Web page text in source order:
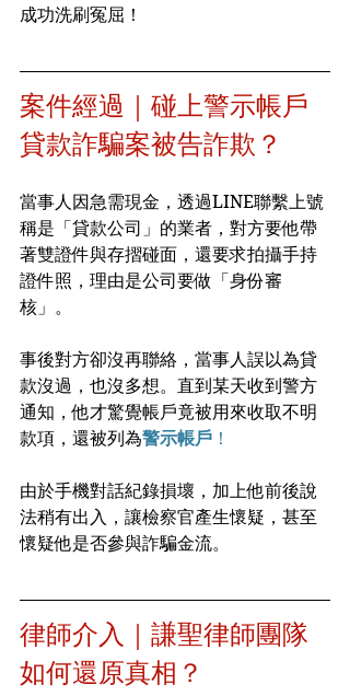
成功洗刷冤屈！
案件經過｜碰上警示帳戶
貸款詐騙案被告詐欺？
當事人因急需現金，透過LINE聯繫上號
稱是「貸款公司」的業者，對方要他帶
著雙證件與存摺碰面，還要求拍攝手持
證件照，理由是公司要做「身份審
核」。
事後對方卻沒再聯絡，當事人誤以為貸
款沒過，也沒多想。直到某天收到警方
通知，他才驚覺帳戶竟被用來收取不明
款項，還被列為警示帳戶 ！
由於手機對話紀錄損壞，加上他前後說
法稍有出入，讓檢察官產生懷疑，甚至
懷疑他是否參與詐騙金流。
律師介入｜謙聖律師團隊
如何還原真相？